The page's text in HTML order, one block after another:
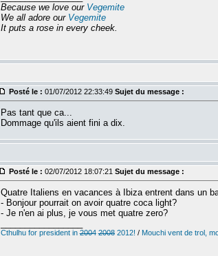
Because we love our Vegemite
We all adore our Vegemite
It puts a rose in every cheek.
Posté le : 01/07/2012 22:33:49 Sujet du message :
Pas tant que ca...
Dommage qu'ils aient fini a dix.
Posté le : 02/07/2012 18:07:21 Sujet du message :
Quatre Italiens en vacances à Ibiza entrent dans un
- Bonjour pourrait on avoir quatre coca light?
- Je n'en ai plus, je vous met quatre zero?
Cthulhu for president in2004 20082012! / Mouchi vent de trol,